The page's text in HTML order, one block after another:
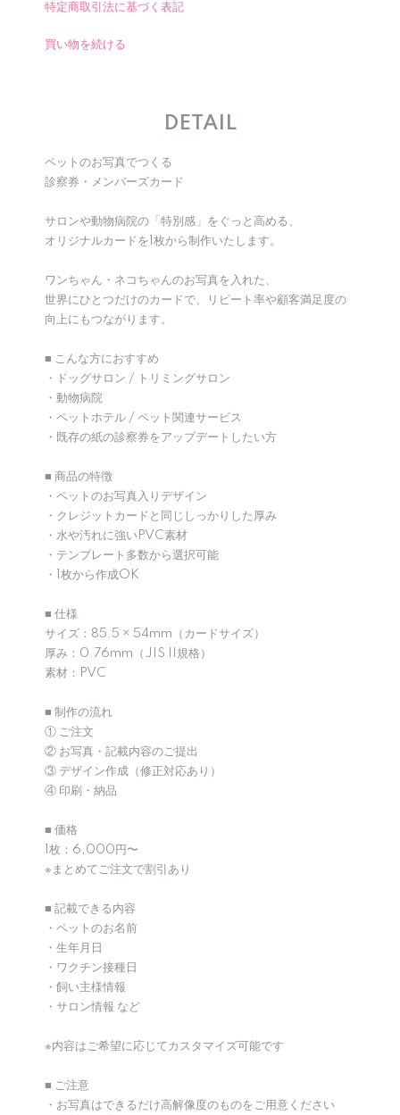
特定商取引法に基づく表記
買い物を続ける
DETAIL
ペットのお写真でつくる
診察券・メンバーズカード
サロンや動物病院の「特別感」をぐっと高める、
オリジナルカードを1枚から制作いたします。
ワンちゃん・ネコちゃんのお写真を入れた、
世界にひとつだけのカードで、リピート率や顧客満足度の
向上にもつながります。
■ こんな方におすすめ
・ドッグサロン / トリミングサロン
・動物病院
・ペットホテル / ペット関連サービス
・既存の紙の診察券をアップデートしたい方
■ 商品の特徴
・ペットのお写真入りデザイン
・クレジットカードと同じしっかりした厚み
・水や汚れに強いPVC素材
・テンプレート多数から選択可能
・1枚から作成OK
■ 仕様
サイズ：85.5 × 54mm（カードサイズ）
厚み：0.76mm（JIS II規格）
素材：PVC
■ 制作の流れ
① ご注文
② お写真・記載内容のご提出
③ デザイン作成（修正対応あり）
④ 印刷・納品
■ 価格
1枚：6,000円〜
※まとめてご注文で割引あり
■ 記載できる内容
・ペットのお名前
・生年月日
・ワクチン接種日
・飼い主様情報
・サロン情報 など
※内容はご希望に応じてカスタマイズ可能です
■ ご注意
・お写真はできるだけ高解像度のものをご用意ください